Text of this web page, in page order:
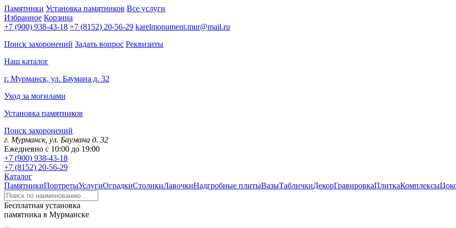
Памятники Установка памятников Все услуги
Избранное Корзина
+7 (900) 938-43-18 +7 (8152) 20-56-29 karelmonument.mur@mail.ru
Поиск захоронений Задать вопрос Реквизиты
Наш каталог
г. Мурманск, ул. Баумана д. 32
Уход за могилами
Установка памятников
Поиск захоронений
г. Мурманск, ул. Баумана д. 32
Ежедневно с 10:00 до 19:00
+7 (900) 938-43-18
+7 (8152) 20-56-29
Каталог
ПамятникиПортретыУслугиОградкиСтоликиЛавочкиНадгробные плитыВазыТабличкиДекорГравировкаПлиткаКомплексы
Бесплатная установка
памятника в Мурманске